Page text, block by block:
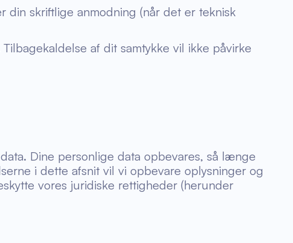
din skriftlige anmodning (når det er teknisk
af dit samtykke vil ikke påvirke
Dine personlige data opbevares, så længe
i dette afsnit vil vi opbevare oplysninger og
vores juridiske rettigheder (herunder